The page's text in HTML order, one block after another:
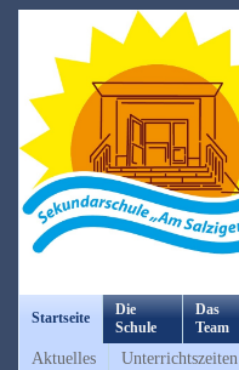
Startseite
Die
Schule
Das
Team
Aktuelles Unterrichtszeiten